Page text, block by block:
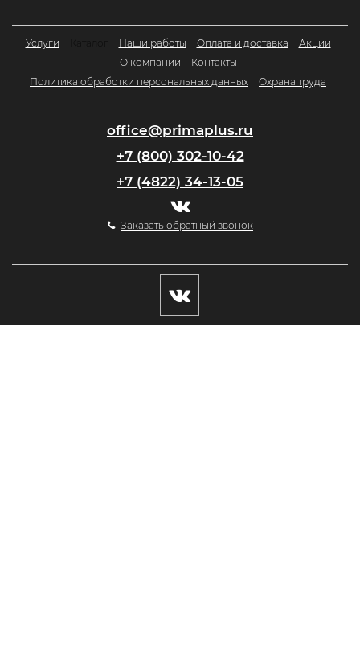
Услуги Наши работы Оплата и доставка
Акции
О компании
Контакты
Политика обработки персональных данных
Охрана труда
office@primaplus.ru
+7 (800) 302-10-42
+7 (4822) 34-13-05
Заказать обратный звонок